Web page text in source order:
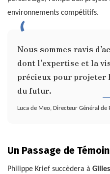
environnements compétitifs.
Nous sommes ravis
dont l’expertise et la
précieux pour projeter
du futur.
Luca de Meo, Directeur Général de
Un Passage de
Philippe Krief succèdera à